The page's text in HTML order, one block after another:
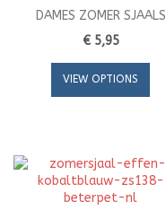
DAMES ZOMER SJAALS
€ 5,95
VIEW OPTIONS